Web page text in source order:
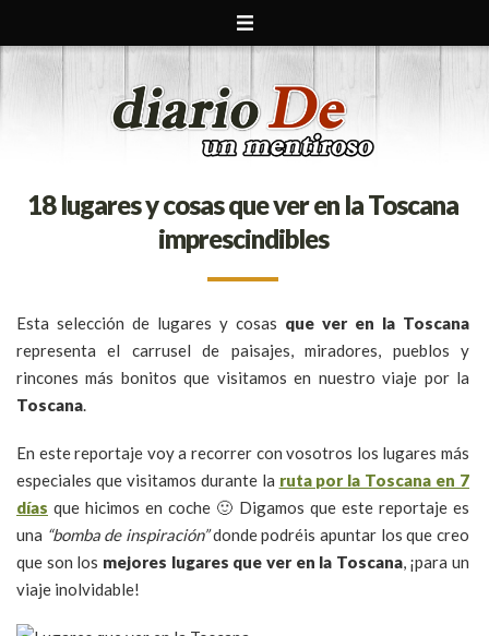
18 lugares y cosas que ver en la Toscana
imprescindibles
Esta selección de lugares y cosas que ver en la Toscana
representa el carrusel de paisajes, miradores, pueblos y
rincones más bonitos que visitamos en nuestro viaje por la
Toscana.
En este reportaje voy a recorrer con vosotros los lugares más
especiales que visitamos durante la ruta por la Toscana en 7
días que hicimos en coche 🙂 Digamos que este reportaje es
una “bomba de inspiración”donde podréis apuntar los que creo
que son los mejores lugares que ver en la Toscana, ¡para un
viaje inolvidable!